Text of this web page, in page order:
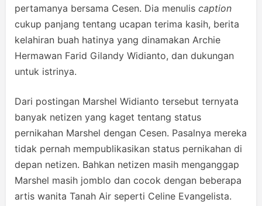
pertamanya bersama Cesen. Dia menulis caption
cukup panjang tentang ucapan terima kasih, berita
kelahiran buah hatinya yang dinamakan Archie
Hermawan Farid Gilandy Widianto, dan dukungan
untuk istrinya.
Dari postingan Marshel Widianto tersebut ternyata
banyak netizen yang kaget tentang status
pernikahan Marshel dengan Cesen. Pasalnya mereka
tidak pernah mempublikasikan status pernikahan di
depan netizen. Bahkan netizen masih menganggap
Marshel masih jomblo dan cocok dengan beberapa
artis wanita Tanah Air seperti Celine Evangelista.